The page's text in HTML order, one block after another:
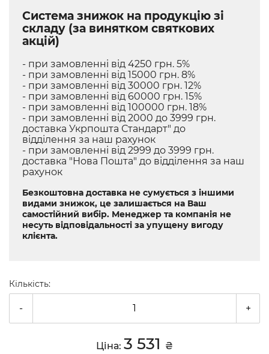
Система знижок на продукцію зі
складу (за винятком святкових
акцій)
- при замовленні від 4250 грн. 5%
- при замовленні від 15000 грн. 8%
- при замовленні від 30000 грн. 12%
- при замовленні від 60000 грн. 15%
- при замовленні від 100000 грн. 18%
- при замовленні від 2000 до 3999 грн.
доставка Укрпошта Стандарт" до
відділення за наш рахунок
- при замовленні від 2999 до 3999 грн.
доставка "Нова Пошта" до відділення за наш
рахунок
Безкоштовна доставка не сумується з іншими
видами знижок, це залишається на Ваш
самостійний вибір. Менеджер та компанія не
несуть відповідальності за упущену вигоду
клієнта.
Кількість:
- +
Ціна: 3 531 ₴